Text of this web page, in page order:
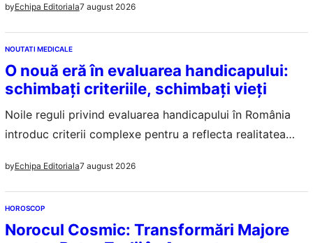
byEchipa Editoriala7 august 2026
NOUTATI MEDICALE
O nouă eră în evaluarea handicapului:
schimbați criteriile, schimbați vieți
Noile reguli privind evaluarea handicapului în România
introduc criterii complexe pentru a reflecta realitatea
asupra societății.
byEchipa Editoriala7 august 2026
HOROSCOP
Norocul Cosmic: Transformări Majore